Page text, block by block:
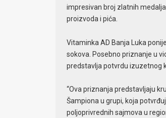
impresivan broj zlatnih
proizvoda i pića.
Vitaminka AD Banja Luka
sokova. Posebno priznanje u
predstavlja potvrdu izuzetnog
“Ova priznanja predstavljaju
Šampiona u grupi, koja
poljoprivrednih sajmova u